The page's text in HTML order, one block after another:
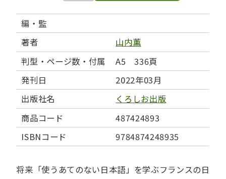
編・監
著者
山内薫
判型・ページ数・付属
A5 336頁
発刊日
2022年03月
出版社名
くろしお出版
商品コード
487424893
ISBNコード
9784874248935
将来「使うあてのない日本語」を学ぶフランスの日